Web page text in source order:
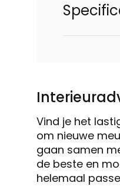
Vind je het
om nieuwe
gaan samen
de beste en
helemaal